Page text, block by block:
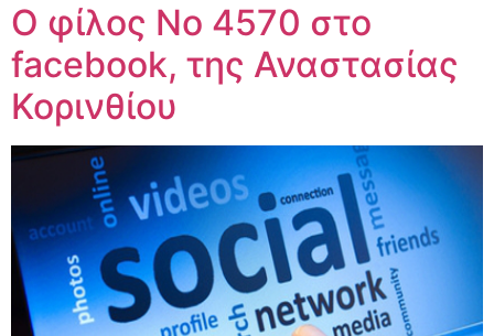
O φίλος Νο 4570 στο
facebook, της Αναστασίας
Κορινθίου